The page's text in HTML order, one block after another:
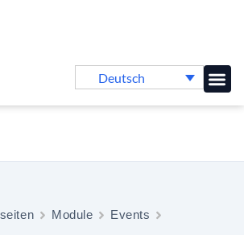
Deutsch
Module
Events